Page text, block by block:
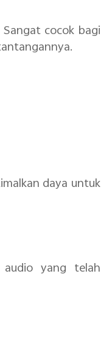
cocok bagi
daya untuk
audio yang telah